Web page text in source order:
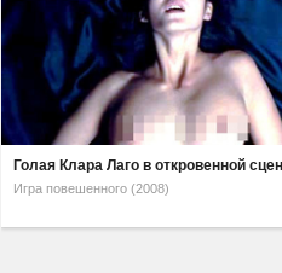
Голая Клара Лаго в откровенной
Игра повешенного (2008)